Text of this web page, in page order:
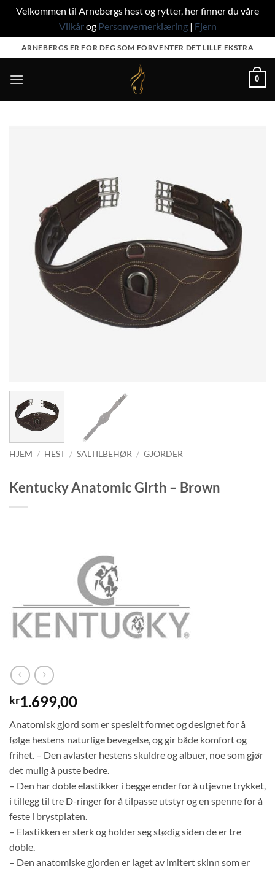
Velkommen til Arnebergs hest og rytter, her finner du våre
Vilkårog Personvernerklæring| Fjern
to
content
ARNEBERGS ER FOR DEG SOM FORVENTER DET LILLE EKSTRA
0
HJEM / HEST / SALTILBEHØR / GJORDER
Kentucky Anatomic Girth – Brown
kr1.699,00
Anatomisk gjord som er spesielt formet og designet for å
følge hestens naturlige bevegelse, og gir både komfort og
frihet. – Den avlaster hestens skuldre og albuer, noe som gjør
det mulig å puste bedre.
– Den har doble elastikker i begge ender for å utjevne trykket,
i tillegg til tre D-ringer for å tilpasse utstyr og en spenne for å
feste i brystplaten.
– Elastikken er sterk og holder seg stødig siden de er tre
doble.
– Den anatomiske gjorden er laget av imitert skinn som er